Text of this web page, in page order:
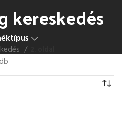
kereskedés